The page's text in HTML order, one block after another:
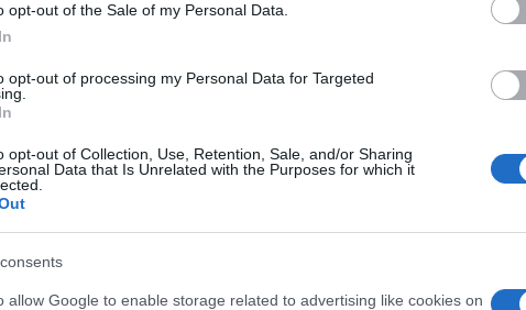
opt-out of the Sale of my Personal Data.
opt-out of processing my Personal Data for Targeted
opt-out of Collection, Use, Retention, Sale, and/or Sharing
Data that Is Unrelated with the Purposes for which it
allow Google to enable storage related to advertising like cookies on
Ville Porto Rotondo